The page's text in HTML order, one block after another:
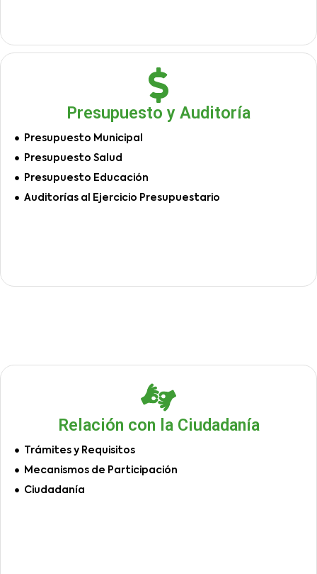
Presupuesto y Auditoría
Presupuesto Municipal
Presupuesto Salud
Presupuesto Educación
Auditorías al Ejercicio Presupuestario
Relación con la Ciudadanía
Trámites y Requisitos
Mecanismos de Participación
Ciudadanía